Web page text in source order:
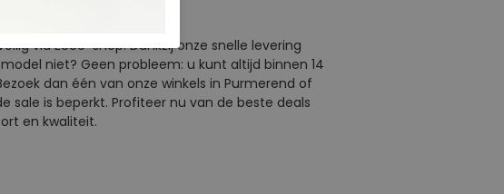
via Ecco-shop. Dankzij onze snelle levering
niet? Geen probleem: u kunt altijd binnen 14
dan één van onze winkels in Purmerend of
sale is beperkt. Profiteer nu van de beste deals
en kwaliteit.